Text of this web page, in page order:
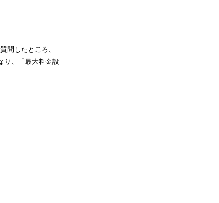
問したところ、
り、「最大料金設